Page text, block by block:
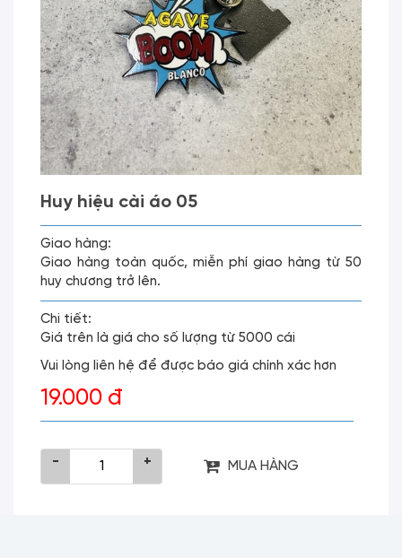
Huy hiệu cài áo 05
Giao hàng:
Giao hàng toàn quốc, miễn phí giao hàng từ 50
huy chương trở lên.
Chi tiết:
Giá trên là giá cho số lượng từ 5000 cái
Vui lòng liên hệ để được báo giá chính xác hơn
19.000 đ
- + MUA HÀNG